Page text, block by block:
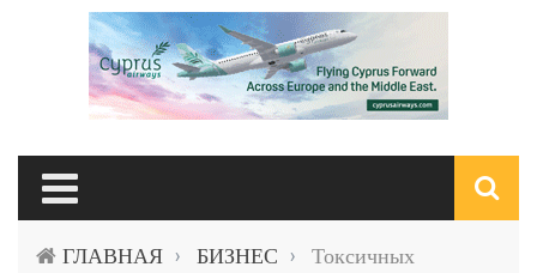
ГЛАВНАЯ › БИЗНЕС ›
Токсичных